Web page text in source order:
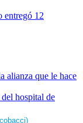
entregó 12
alianza que le hace
hospital de